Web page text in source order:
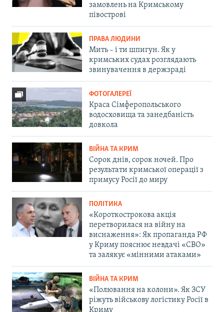
замовлень на Кримському
півострові
ПРАВА ЛЮДИНИ
Мить – і ти шпигун. Як у
кримських судах розглядають
звинувачення в держзраді
ФОТОГАЛЕРЕЇ
Краса Сімферопольського
водосховища та занедбаність
довкола
ВІЙНА ТА КРИМ
Сорок днів, сорок ночей. Про
результати кримської операції з
примусу Росії до миру
ПОЛІТИКА
«Короткострокова акція
перетворилася на війну на
виснаження»: Як пропаганда РФ
у Криму пояснює невдачі «СВО»
та залякує «мінними атаками»
ВІЙНА ТА КРИМ
«Полювання на колони». Як ЗСУ
ріжуть військову логістику Росії в
Криму